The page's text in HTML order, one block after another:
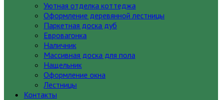
Уютная отделка коттеджа
Оформление деревянной лестницы
Паркетная доска дуб
Евровагонка
Наличник
Массивная доска для пола
Нащельник
Оформление окна
Лестницы
Контакты